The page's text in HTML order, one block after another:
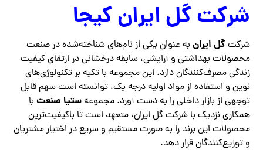
شرکت گل ایران کیجا
شرکتگل ایران به عنوان یکی از نام‌های شناخته‌شده در صنعت
محصولات بهداشتی و آرایشی، سابقه درخشانی در ارتقای کیفیت
زندگی مصرف‌کنندگان دارد. این مجموعه با تکیه بر تکنولوژی‌های
نوین و استفاده از مواد اولیه درجه یک، توانسته است سهم قابل
توجهی از بازار داخلی را به دست آورد. مجموعهستیا صنعت با
همکاری نزدیک با شرکت گل ایران، متعهد است تا باکیفیت‌ترین
محصولات این برند را به صورت مستقیم و سریع در اختیار مشتریان
و توزیع‌کنندگان قرار دهد.